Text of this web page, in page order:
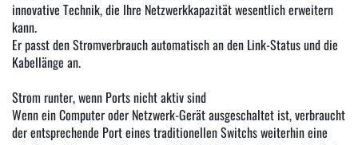
innovative Technik, die Ihre Netzwerkkapazität wesentlich erweitern
kann.
Er passt den Stromverbrauch automatisch an den Link-Status und die
Kabellänge an.
Strom runter, wenn Ports nicht aktiv sind
Wenn ein Computer oder Netzwerk-Gerät ausgeschaltet ist, verbraucht
der entsprechende Port eines traditionellen Switchs weiterhin eine